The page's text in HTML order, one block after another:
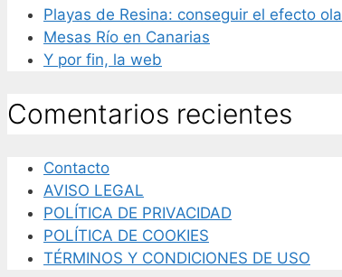
Playas de Resina: conseguir el efecto ola
Mesas Río en Canarias
Y por fin, la web
Comentarios recientes
Contacto
AVISO LEGAL
POLÍTICA DE PRIVACIDAD
POLÍTICA DE COOKIES
TÉRMINOS Y CONDICIONES DE USO